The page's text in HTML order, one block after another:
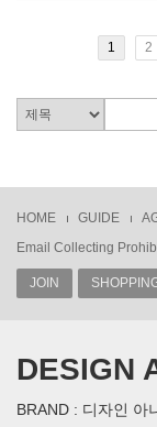
1 2
HOME GUIDE
Email Collecting
JOIN
DESIGN
BRAND : 디자인 아